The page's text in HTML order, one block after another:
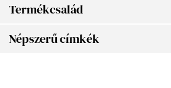
Termékcsalád
Népszerű címkék